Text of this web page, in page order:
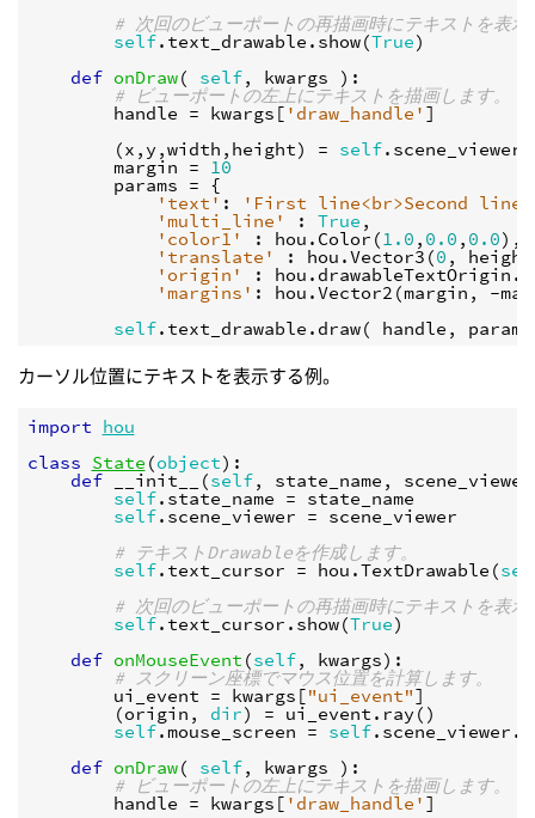
# 次回のビューポートの再描画時にテキストを表示
self. text_drawable . show(True)
def onDraw( self, kwargs ):
# ビューポートの左上にテキストを描画します。
handle = kwargs [ 'draw_handle' ]
(x , y ,width , height) = self. scene_viewer
margin = 10
params = {
'text' : 'First line<br>Second
'multi_line' : True ,
'color1' : hou . Color ( 1.0 , 0.0 , 0.0),
'translate' : hou .Vector3 (0 , height
'origin' : hou . drawableTextOrigin .
'margins' : hou .Vector2 (margin , -
self. text_drawable . draw( handle , params
カーソル位置にテキストを表示する例。
import hou
class State (object):
def __init__ (self, state_name , scene_viewer
self. state_name = state_name
self. scene_viewer = scene_viewer
# テキストDrawableを作成します。
self. text_cursor = hou .TextDrawable (
# 次回のビューポートの再描画時にテキストを表示
self. text_cursor . show(True)
def onMouseEvent (self, kwargs):
# スクリーン座標でマウス位置を計算します。
ui_event = kwargs ["ui_event"]
(origin , dir) = ui_event . ray ()
self.mouse_screen = self. scene_viewer .
def onDraw( self, kwargs ):
# ビューポートの左上にテキストを描画します。
handle = kwargs [ 'draw_handle' ]